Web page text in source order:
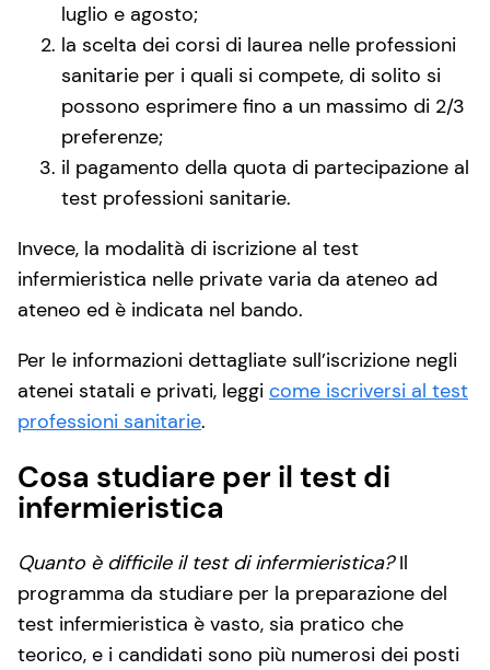
luglio e agosto;
la scelta dei corsi di laurea nelle professioni
sanitarie per i quali si compete, di solito si
possono esprimere fino a un massimo di 2/3
preferenze;
il pagamento della quota di partecipazione al
test professioni sanitarie.
Invece, la modalità di iscrizione al test
infermieristica nelle private varia da ateneo ad
ateneo ed è indicata nel bando.
Per le informazioni dettagliate sull’iscrizione negli
atenei statali e privati, leggi come iscriversi al test
professioni sanitarie.
Cosa studiare per il test di
infermieristica
Quanto è difficile il test di infermieristica?Il
programma da studiare per la preparazione del
test infermieristica è vasto, sia pratico che
teorico, e i candidati sono più numerosi dei posti